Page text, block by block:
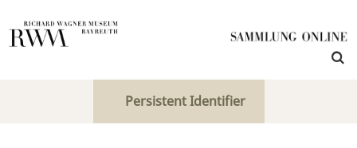
Persistent Identifier